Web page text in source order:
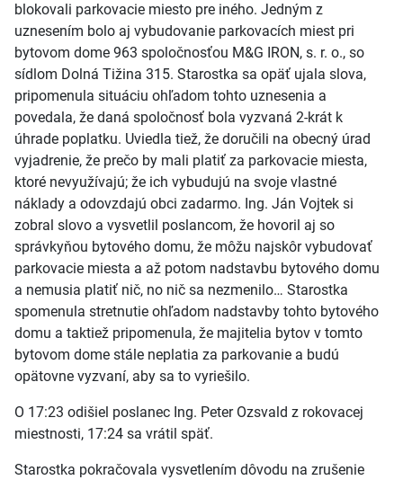
blokovali parkovacie miesto pre iného. Jedným z
uznesením bolo aj vybudovanie parkovacích miest pri
bytovom dome 963 spoločnosťou M&G IRON, s. r. o., so
sídlom Dolná Tižina 315. Starostka sa opäť ujala slova,
pripomenula situáciu ohľadom tohto uznesenia a
povedala, že daná spoločnosť bola vyzvaná 2-krát k
úhrade poplatku. Uviedla tiež, že doručili na obecný úrad
vyjadrenie, že prečo by mali platiť za parkovacie miesta,
ktoré nevyužívajú; že ich vybudujú na svoje vlastné
náklady a odovzdajú obci zadarmo. Ing. Ján Vojtek si
zobral slovo a vysvetlil poslancom, že hovoril aj so
správkyňou bytového domu, že môžu najskôr vybudovať
parkovacie miesta a až potom nadstavbu bytového domu
a nemusia platiť nič, no nič sa nezmenilo… Starostka
spomenula stretnutie ohľadom nadstavby tohto bytového
domu a taktiež pripomenula, že majitelia bytov v tomto
bytovom dome stále neplatia za parkovanie a budú
opätovne vyzvaní, aby sa to vyriešilo.
O 17:23 odišiel poslanec Ing. Peter Ozsvald z rokovacej
miestnosti, 17:24 sa vrátil späť.
Starostka pokračovala vysvetlením dôvodu na zrušenie